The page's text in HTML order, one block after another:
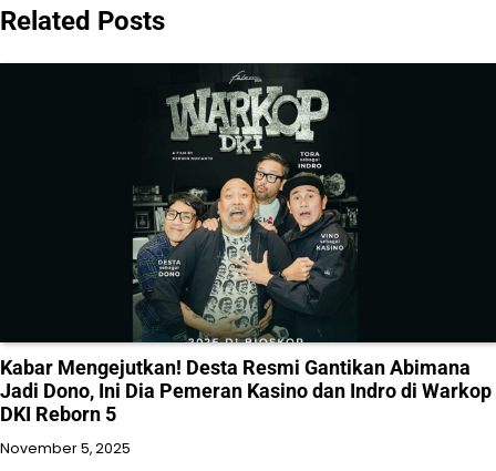
Related Posts
Kabar Mengejutkan! Desta Resmi Gantikan Abimana
Jadi Dono, Ini Dia Pemeran Kasino dan Indro di Warkop
DKI Reborn 5
November 5, 2025